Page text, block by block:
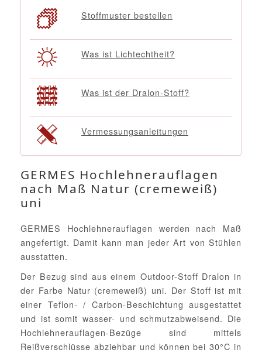
Stoffmuster bestellen
Was ist Lichtechtheit?
Was ist der Dralon-Stoff?
Vermessungsanleitungen
GERMES Hochlehnerauflagen
nach Maß Natur (cremeweiß)
uni
GERMES Hochlehnerauflagen werden nach Maß
angefertigt. Damit kann man jeder Art von Stühlen
ausstatten.
Der Bezug sind aus einem Outdoor-Stoff Dralon in
der Farbe Natur (cremeweiß) uni. Der Stoff ist mit
einer Teflon- / Carbon-Beschichtung ausgestattet
und ist somit wasser- und schmutzabweisend. Die
Hochlehnerauflagen-Bezüge sind mittels
Reißverschlüsse abziehbar und können bei 30°C in